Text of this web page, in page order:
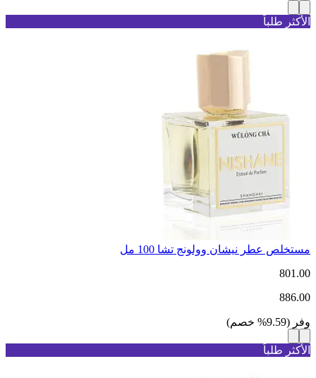
الأكثر طلباً
مستخلص عطر نيشان وولونج تشا 100 مل
801.00
886.00
وفر (
9.59
% خصم)
الأكثر طلباً